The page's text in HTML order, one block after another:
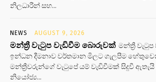
නිලධාරීන් සහ...
NEWS AUGUST 9, 2026
මන්ත්‍රී වැටුප වැඩිවීම බොරුවක් මන්ත්‍රී
ඉන්ධන දීමනාව වර්තමාන මිලට ගැලපීම
මන්ත්‍රීවරුන්ගේ වැටුපේ යම් වැඩිවීමක් සිදුවී
නියෝජ්‍ය...